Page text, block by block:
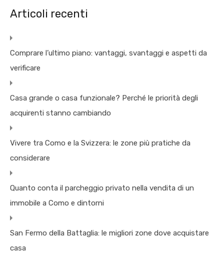
Articoli recenti
Comprare l’ultimo piano: vantaggi, svantaggi e aspetti da
verificare
Casa grande o casa funzionale? Perché le priorità degli
acquirenti stanno cambiando
Vivere tra Como e la Svizzera: le zone più pratiche da
considerare
Quanto conta il parcheggio privato nella vendita di un
immobile a Como e dintorni
San Fermo della Battaglia: le migliori zone dove acquistare
casa